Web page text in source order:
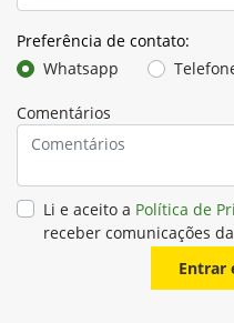
Preferência de contato:
Whatsapp
Comentários
Li e aceito a Política de
receber comunicações
Entrar